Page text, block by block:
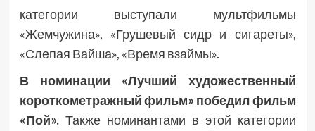
категории выступали мультфильмы
«Жемчужина», «Грушевый сидр и сигареты»,
«Слепая Вайша», «Время взаймы».
В номинации «Лучший художественный
короткометражный фильм» победил фильм
«Пой». Также номинантами в этой категории